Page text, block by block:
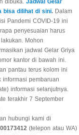
dibuka. Jadwal Gelar
bisa dilihat di sini. Dalam
Pandemi COVID-19 ini
penyesuaian harus
lakukan. Mohon
jadwal Gelar Griya
kantor di bawah ini.
pantau terus kolom ini
informasi pembaruan
informasi selanjutnya.
terakhir 7 September
hubungi kami di
(telepon atau WA)